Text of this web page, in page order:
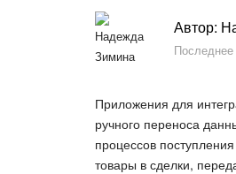
Автор:
Приложения для
ручного переноса
процессов
товары в сделки,